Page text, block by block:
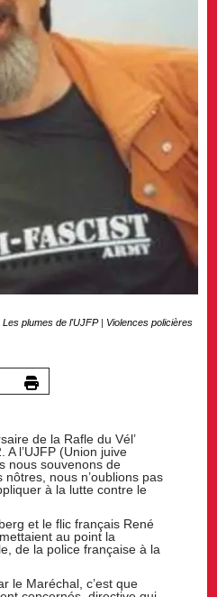
Les plumes de l'UJFP| Violences policières
de la Rafle du Vél’
A l’UJFP (Union juive
nous souvenons de
nôtres, nous n’oublions pas
à la lutte contre le
et le flic français René
au point la
de la police française à la
le Maréchal, c’est que